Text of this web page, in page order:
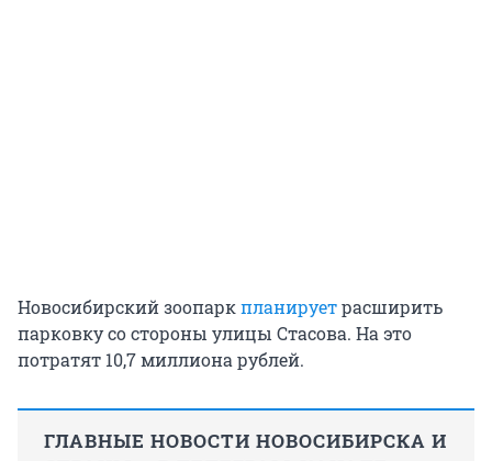
Новосибирский зоопаркпланируетрасширить
парковку со стороны улицы Стасова. На это
потратят 10,7 миллиона рублей.
ГЛАВНЫЕ НОВОСТИ НОВОСИБИРСКА И